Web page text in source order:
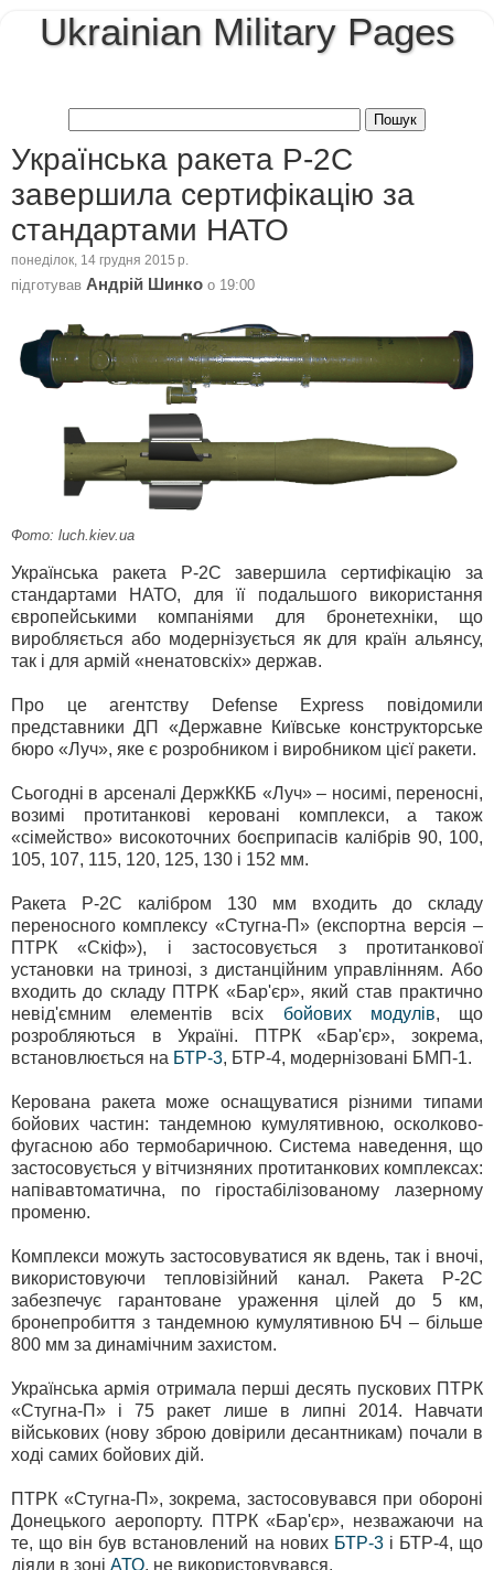
Ukrainian Military Pages
Українська ракета Р-2С
завершила сертифікацію за
стандартами НАТО
понеділок, 14 грудня 2015 р.
підготував Андрій Шинко о 19:00
Фото: luch.kiev.ua
Українська ракета Р-2С завершила сертифікацію за
стандартами НАТО, для її подальшого використання
європейськими компаніями для бронетехніки, що
виробляється або модернізується як для країн альянсу,
так і для армій «ненатовскіх» держав.
Про це агентству Defense Express повідомили
представники ДП «Державне Київське конструкторське
бюро «Луч», яке є розробником і виробником цієї ракети.
Сьогодні в арсеналі ДержККБ «Луч» – носимі, переносні,
возимі протитанкові керовані комплекси, а також
«сімейство» високоточних боєприпасів калібрів 90, 100,
105, 107, 115, 120, 125, 130 і 152 мм.
Ракета Р-2С калібром 130 мм входить до складу
переносного комплексу «Стугна-П» (експортна версія –
ПТРК «Скіф»), і застосовується з протитанкової
установки на тринозі, з дистанційним управлінням. Або
входить до складу ПТРК «Бар'єр», який став практично
невід'ємним елементів всіх бойових модулів, що
розробляються в Україні. ПТРК «Бар'єр», зокрема,
встановлюється на БТР-3, БТР-4, модернізовані БМП-1.
Керована ракета може оснащуватися різними типами
бойових частин: тандемною кумулятивною, осколково-
фугасною або термобаричною. Система наведення, що
застосовується у вітчизняних протитанкових комплексах:
напівавтоматична, по гіростабілізованому лазерному
променю.
Комплекси можуть застосовуватися як вдень, так і вночі,
використовуючи тепловізійний канал. Ракета Р-2С
забезпечує гарантоване ураження цілей до 5 км,
бронепробиття з тандемною кумулятивною БЧ – більше
800 мм за динамічним захистом.
Українська армія отримала перші десять пускових ПТРК
«Стугна-П» і 75 ракет лише в липні 2014. Навчати
військових (нову зброю довірили десантникам) почали в
ході самих бойових дій.
ПТРК «Стугна-П», зокрема, застосовувався при обороні
Донецького аеропорту. ПТРК «Бар'єр», незважаючи на
те, що він був встановлений на нових БТР-3і БТР-4, що
діяли в зоні АТО, не використовувався.